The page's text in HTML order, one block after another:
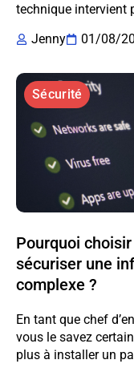
technique intervient
Jenny
01/08/
Sécurité
Pourquoi
sécuriser une
complexe ?
En tant que chef
vous le savez
plus à installer un